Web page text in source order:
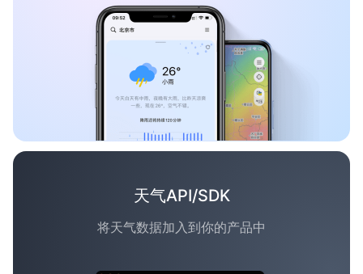
天气API/SDK
将天气数据加入到你的产品中